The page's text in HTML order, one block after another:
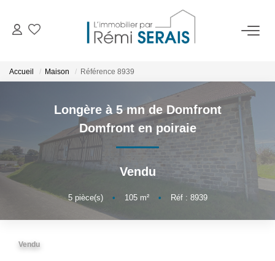
LOUER
VENDRE
BIENS VENDUS
ADMINISTRATION DE BIENS
Accueil Maison Référence 8939
Longère à 5 mn de Domfront
Domfront en poiraie
Vendu
5pièce(s) • 105m² • Réf : 8939
Vendu